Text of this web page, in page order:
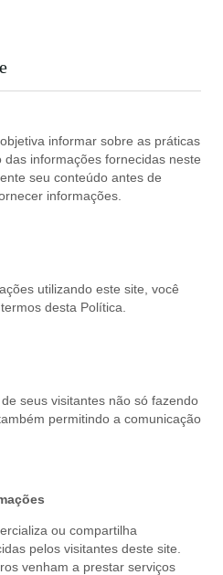
informar sobre as práticas
informações fornecidas neste
seu conteúdo antes de
informações.
utilizando este site, você
desta Política.
seus visitantes não só fazendo
permitindo a comunicação
ou compartilha
pelos visitantes deste site.
venham a prestar serviços